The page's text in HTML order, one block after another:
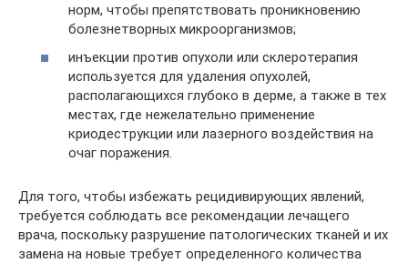
норм, чтобы препятствовать проникновению
болезнетворных микроорганизмов;
инъекции против опухоли или склеротерапия
используется для удаления опухолей,
располагающихся глубоко в дерме, а также в тех
местах, где нежелательно применение
криодеструкции или лазерного воздействия на
очаг поражения.
Для того, чтобы избежать рецидивирующих явлений,
требуется соблюдать все рекомендации лечащего
врача, поскольку разрушение патологических тканей и их
замена на новые требует определенного количества